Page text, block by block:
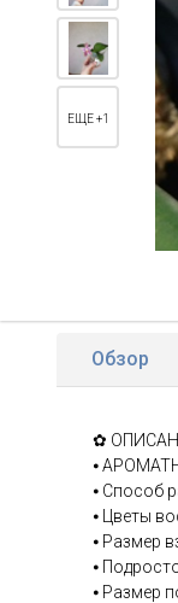
ЕЩЕ +1
Обзор
✿
⦁
⦁ Способ
⦁ Цветы
⦁ Размер
⦁
⦁ Размер